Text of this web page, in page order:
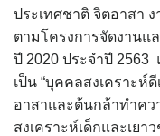
ประเทศชาติ จิตอาสา
ตามโครงการจัดงานแ
ปี 2020 ประจำปี 2563
เป็น “บุคคลสงเคราะห์
อาสาและต้นกล้าทำค
สงเคราะห์เด็กและเย